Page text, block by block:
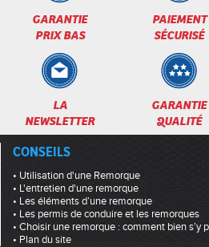
GARANTIE
PRIX BAS
PAIEMENT
SÉCURISÉ
LA
NEWSLETTER
GARANTIE
QUALITÉ
CONSEILS
• Utilisation d'une Remorque
• L'entretien d'une remorque
• Les éléments d’une remorque
• Les permis de conduire et les remorques
• Choisir une remorque : comment bien s’y
• Plan du site